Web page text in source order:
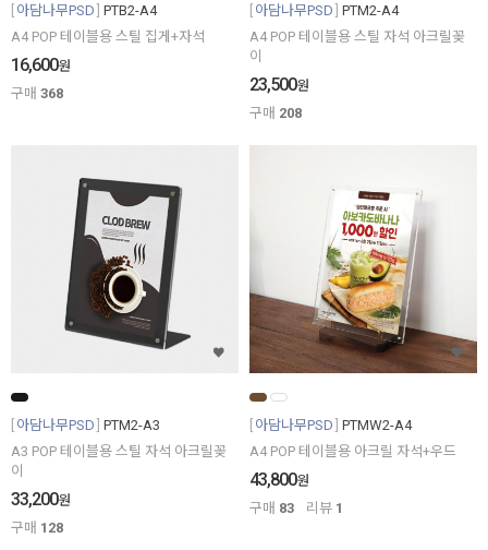
아담나무PSD PTB2-A4
A4 POP 테이블용 스틸 집게+자석
16,600원
구매 368
아담나무PSD PTM2-A4
A4 POP 테이블용 스틸 자석 아크릴꽂
이
23,500원
구매 208
아담나무PSD PTM2-A3
A3 POP 테이블용 스틸 자석 아크릴꽂
이
33,200원
구매 128
아담나무PSD PTMW2-A4
A4 POP 테이블용 아크릴 자석+우드
43,800원
구매 83 리뷰 1